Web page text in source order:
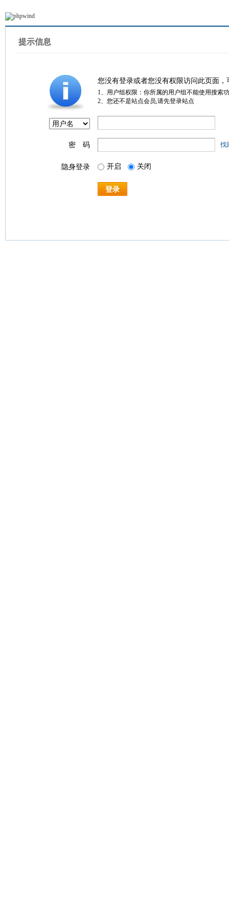
提示信息
您没有登录或者您没有权限访问此页面
1、用户组权限：你所属的用户组不能使用搜索
2、您还不是站点会员,请先登录站点
密 码 找
隐身登录 开启 关闭
登录